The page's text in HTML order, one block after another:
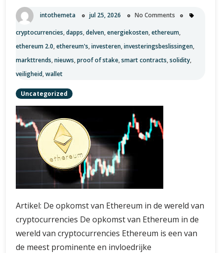
intothemeta jul 25, 2026 No Comments
cryptocurrencies,dapps,delven,energiekosten,ethereum,
ethereum 2.0,ethereum's,investeren,investeringsbeslissingen,
markttrends,nieuws,proof of stake,smart contracts,solidity,
veiligheid,wallet
Uncategorized
Artikel: De opkomst van Ethereum in de wereld van
cryptocurrencies De opkomst van Ethereum in de
wereld van cryptocurrencies Ethereum is een van
de meest prominente en invloedrijke